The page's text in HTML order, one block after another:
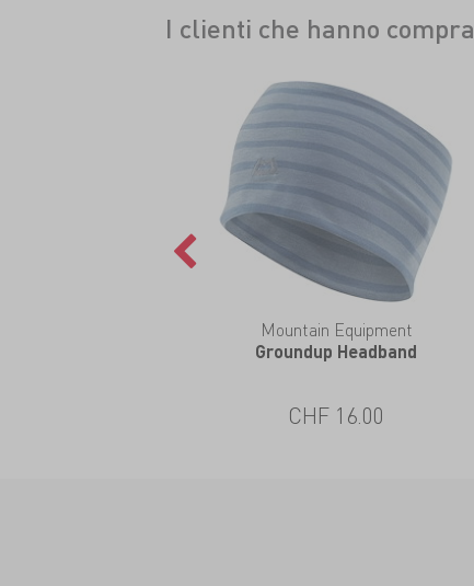
I clienti che hanno
Mountain Equipment
Groundup Headband
CHF 16.00